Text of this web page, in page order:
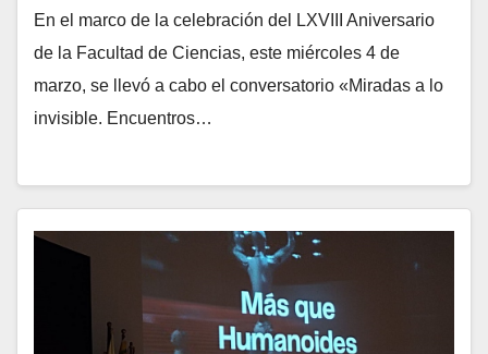
En el marco de la celebración del LXVIII Aniversario
de la Facultad de Ciencias, este miércoles 4 de
marzo, se llevó a cabo el conversatorio «Miradas a lo
invisible. Encuentros…